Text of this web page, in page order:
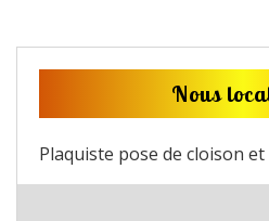
Nous
Plaquiste pose de cloison